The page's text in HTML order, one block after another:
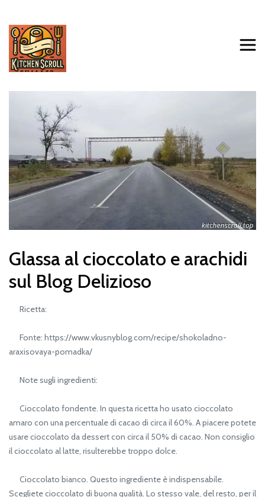
Glassa al cioccolato e arachidi
sul Blog Delizioso
Ricetta:
Fonte: https://www.vkusnyblog.com/recipe/shokoladno-
araxisovaya-pomadka/
Note sugli ingredienti:
Cioccolato fondente. In questa ricetta ho usato cioccolato
amaro con una percentuale di cacao di circa il 60%. A piacere potete
usare cioccolato da dessert con circa il 50% di cacao. Non consiglio
il cioccolato al latte, risulterebbe troppo dolce.
Cioccolato bianco. Questo ingrediente è indispensabile.
Scegliete cioccolato di buona qualità. Lo stesso vale, del resto, per il